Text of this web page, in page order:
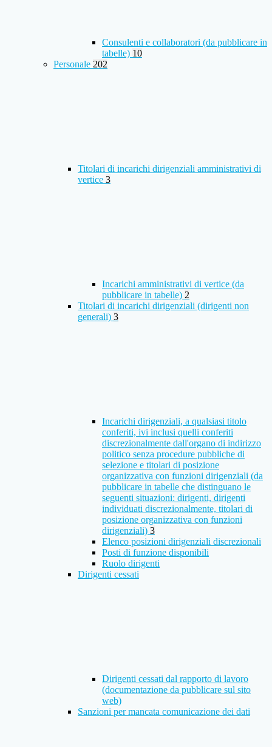
Consulenti e collaboratori (da pubblicare in
tabelle) 10
Personale 202
Titolari di incarichi dirigenziali amministrativi di
vertice 3
Incarichi amministrativi di vertice (da
pubblicare in tabelle) 2
Titolari di incarichi dirigenziali (dirigenti non
generali) 3
Incarichi dirigenziali, a qualsiasi titolo
conferiti, ivi inclusi quelli conferiti
discrezionalmente dall'organo di indirizzo
politico senza procedure pubbliche di
selezione e titolari di posizione
organizzativa con funzioni dirigenziali (da
pubblicare in tabelle che distinguano le
seguenti situazioni: dirigenti, dirigenti
individuati discrezionalmente, titolari di
posizione organizzativa con funzioni
dirigenziali) 3
Elenco posizioni dirigenziali discrezionali
Posti di funzione disponibili
Ruolo dirigenti
Dirigenti cessati
Dirigenti cessati dal rapporto di lavoro
(documentazione da pubblicare sul sito
web)
Sanzioni per mancata comunicazione dei dati